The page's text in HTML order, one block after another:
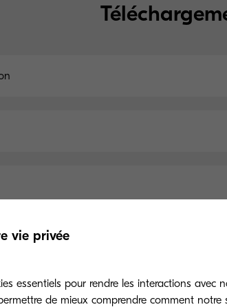
Spécifications
vie privée
essentiels pour rendre les interactions avec
de mieux comprendre comment